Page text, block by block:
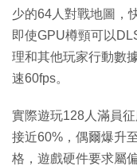
少的64人對戰地圖，
即使GPU樽頸可以
理和其他玩家行動數
速60fps。
實際遊玩128人滿員
接近60%，偶爾爆升
格，遊戲硬件要求屬偏